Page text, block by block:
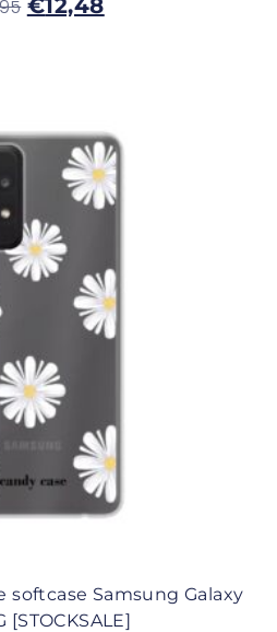
softcase Samsung Galaxy
[STOCKSALE]